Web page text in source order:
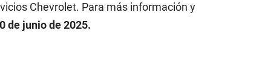
Chevrolet. Para más información y
de junio de 2025.